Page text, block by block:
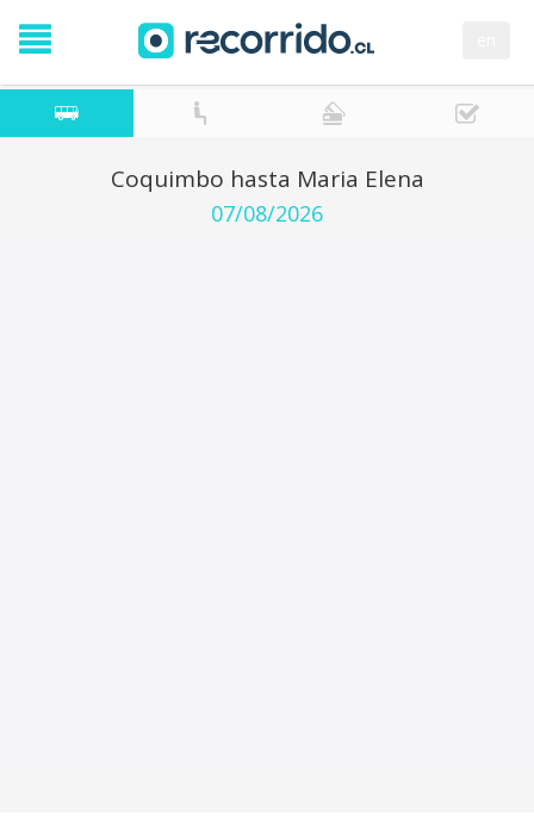
Coquimbo hasta Maria Elena
07/08/2026